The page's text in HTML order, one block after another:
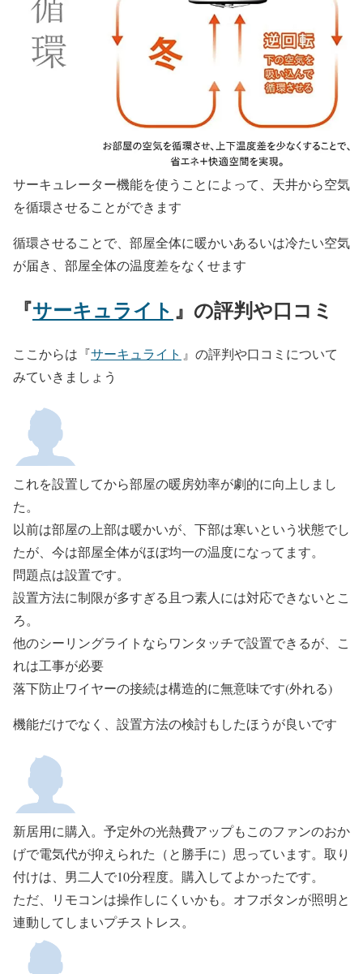
サーキュレーター機能を使うことによって、天井から空気
を循環させることができます
循環させることで、部屋全体に暖かいあるいは冷たい空気
が届き、部屋全体の温度差をなくせます
『サーキュライト 』の評判や口コミ
ここからは『サーキュライト 』の評判や口コミについて
みていきましょう
これを設置してから部屋の暖房効率が劇的に向上しまし
た。
以前は部屋の上部は暖かいが、下部は寒いという状態でし
たが、今は部屋全体がほぼ均一の温度になってます。
問題点は設置です。
設置方法に制限が多すぎる且つ素人には対応できないとこ
ろ。
他のシーリングライトならワンタッチで設置できるが、こ
れは工事が必要
落下防止ワイヤーの接続は構造的に無意味です(外れる)
機能だけでなく、設置方法の検討もしたほうが良いです
新居用に購入。予定外の光熱費アップもこのファンのおか
げで電気代が抑えられた（と勝手に）思っています。取り
付けは、男二人で10分程度。購入してよかったです。
ただ、リモコンは操作しにくいかも。オフボタンが照明と
連動してしまいプチストレス。